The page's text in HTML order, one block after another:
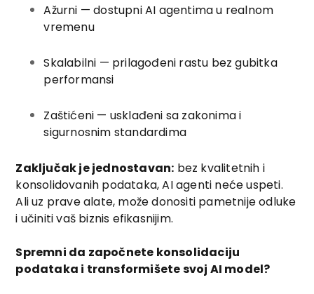
Ažurni — dostupni AI agentima u realnom
vremenu
Skalabilni — prilagođeni rastu bez gubitka
performansi
Zaštićeni — usklađeni sa zakonima i
sigurnosnim standardima
Zaključak je jednostavan: bez kvalitetnih i
konsolidovanih podataka, AI agenti neće uspeti.
Ali uz prave alate, može donositi pametnije odluke
i učiniti vaš biznis efikasnijim.
Spremni da započnete konsolidaciju
podataka i transformišete svoj AI model?